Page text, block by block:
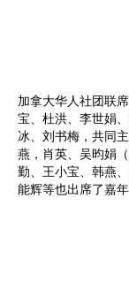
加拿大华人社团联
宝、杜洪、李世娟
冰、刘书梅，共同
燕，肖英、吴昀娟（
勤、王小宝、韩燕
能辉等也出席了嘉年